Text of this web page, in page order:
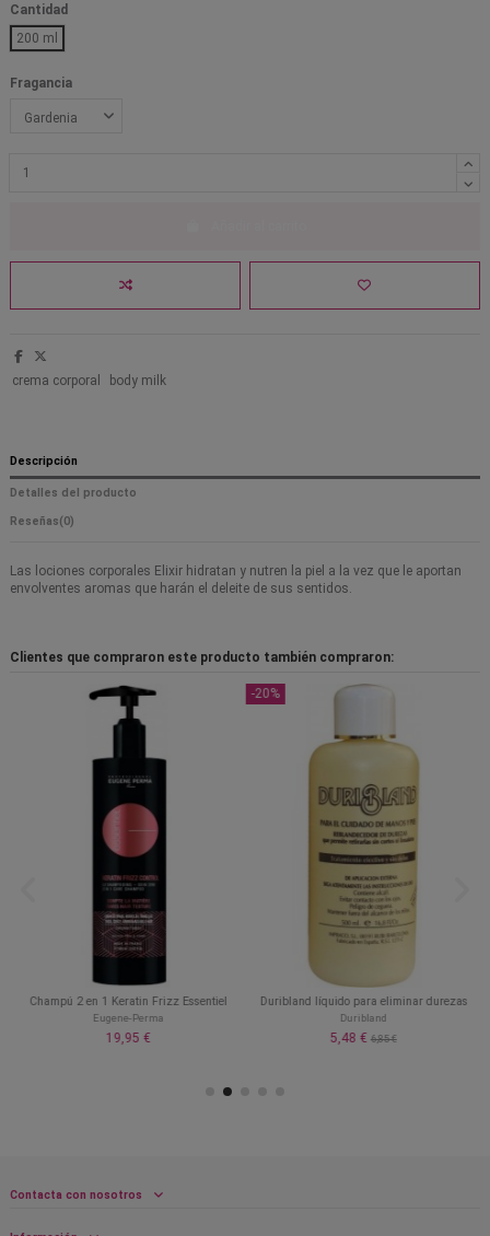
Cantidad
200 ml
Fragancia
crema corporal body milk
Descripción
Detalles del producto
Reseñas(0)
Las lociones corporales Elixir hidratan y nutren la piel a la vez que le aportan
envolventes aromas que harán el deleite de sus sentidos.
Clientes que compraron este producto también compraron:
Champú 2 en 1 Keratin Frizz Essentiel
Eugene-Perma
19,95 €
-20%
Duribland líquido para eliminar durezas
Duribland
5,48 € 6,85 €
Contacta con nosotros